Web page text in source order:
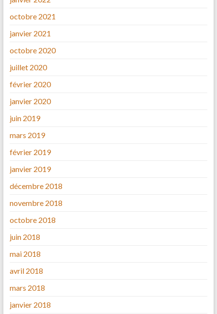
octobre 2021
janvier 2021
octobre 2020
juillet 2020
février 2020
janvier 2020
juin 2019
mars 2019
février 2019
janvier 2019
décembre 2018
novembre 2018
octobre 2018
juin 2018
mai 2018
avril 2018
mars 2018
janvier 2018